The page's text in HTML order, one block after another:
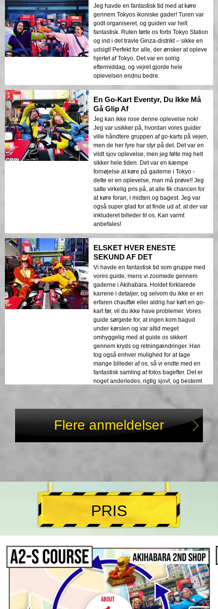
Jeg havde en fantastisk tid med at køre
gennem Tokyos ikoniske gader! Turen var
godt organiseret, og guiden var helt
fantastisk. Ruten førte os forbi Tokyo Station
og ind i det travle Ginza-distrikt – sikke en
udsigt! Perfekt for alle, der ønsker at opleve
hjertet af Tokyo. Det var en solrig
eftermiddag, og vejret gjorde hele
oplevelsen endnu bedre.
En Go-Kart Eventyr, Du Ikke Må
Gå Glip Af
Jeg kan ikke rose denne oplevelse nok!
Jeg var usikker på, hvordan vores guider
ville håndtere gruppen af go-karts på vejen,
men de her fyre har styr på det. Det var en
vildt sjov oplevelse, men jeg følte mig helt
sikker hele tiden. Det var en kæmpe
fornøjelse at køre på gaderne i Tokyo -
dette er en oplevelse, man må prøve!! Jeg
satte virkelig pris på, at alle fik chancen for
at køre foran, i midten og bagest. Jeg var
også super glad for at finde ud af, at der var
inkluderet billeder til os. Kan varmt
anbefales!
ELSKET HVER ENESTE
SEKUND AF DET
Vi havde en fantastisk tid som gruppe med
vores guide, mens vi zoomede gennem
gaderne i Akihabara. Holdet forklarede
karrene i detaljer, og selvom du ikke er en
erfaren chauffør eller aldrig har kørt en go-
kart før, vil du ikke have problemer. Vores
guide sørgede for, at ingen kom bagud
under kørslen og var altid meget
omhyggelig med at guide os sikkert
gennem kryds og retningændringer. Han
tog også enhver mulighed for at tage
mange billeder af os, så vi endte med en
fantastisk samling af fotos bagefter. Det er
noget anderledes, rigtig sjovt, og bestemt
Flere anmeldelser
PRIS